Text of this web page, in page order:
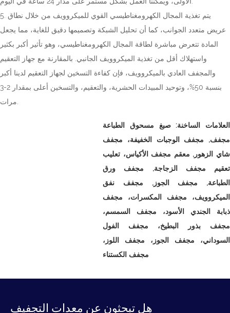
5. يتم تغذية المجال الكهرومغناطيسي القوي للميكروويف من خلال نطاق
عريض متعدد الجوانب، كما أن تحليل الشبكة وتصميمها دقيق للغاية، مما يجعل
المادة تتعرض مباشرة لطاقة المجال الكهرومغناطيسي، وهو تأثير أكبر بكثير
واستهلاك أقل من تغذية الميكروويف الجانبي. بالمقارنة مع جهاز التعقيم
والمجفف العادي بالميكروويف، فإن كفاءة التسخين لجهاز التعقيم لدينا أكبر
بنسبة 50%، وتوحيد المبيدات الحشرية، والتعقيم، والتسخين أعلى بمقدار 2-3
العلامات الساخنة:صبغ مسحوق الطباعة
مجفف, مجفف الوجبات الخفيفة، مجفف
شاي الزهور, معقم مجفف الأكياس، تعليب
تعقيم مجفف الزجاجة, مجفف ورق
الطباعة, مجفف الجوز, مجفف نفق
الميكروويف، مجفف المكسرات، مجفف
ذبابة الجندي الأسود، مجفف السمسم،
مجفف بذور البطيخ، مجفف الفول
السوداني، مجفف الجوز، مجفف اللوز،
مجفف الكستناء